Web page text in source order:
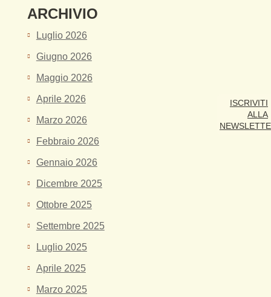
ARCHIVIO
Luglio 2026
Giugno 2026
Maggio 2026
Aprile 2026
Marzo 2026
Febbraio 2026
Gennaio 2026
Dicembre 2025
Ottobre 2025
Settembre 2025
Luglio 2025
Aprile 2025
Marzo 2025
ISCRIVITI
ALLA